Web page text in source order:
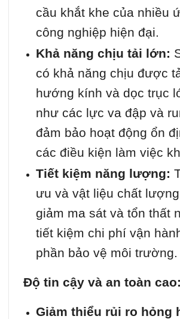
cầu khắt khe của nhiều
công nghiệp hiện đại.
Khả năng chịu tải lớn:
có khả năng chịu được
hướng kính và dọc trục
như các lực va đập và
đảm bảo hoạt động ổn
các điều kiện làm việc
Tiết kiệm năng lượng:
ưu và vật liệu chất
giảm ma sát và tổn thất
tiết kiệm chi phí vận
phần bảo vệ môi trường.
Độ tin cậy và an toàn cao:
Giảm thiểu rủi ro hỏng